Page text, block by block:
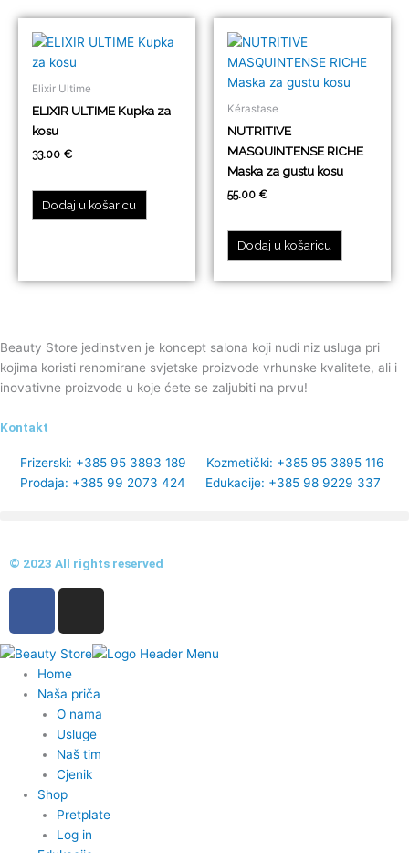
Elixir Ultime
ELIXIR ULTIME Kupka za
kosu
33.00 €
Dodaj u košaricu
Kérastase
NUTRITIVE
MASQUINTENSE RICHE
Maska za gustu kosu
55.00 €
Dodaj u košaricu
Beauty Store jedinstven je koncept salona koji nudi niz usluga pri
kojima koristi renomirane svjetske proizvode vrhunske kvalitete, ali i
inovativne proizvode u koje ćete se zaljubiti na prvu!
Kontakt
Frizerski: +385 95 3893 189
Kozmetički: +385 95 3895 116
Prodaja: +385 99 2073 424
Edukacije: +385 98 9229 337
© 2023 All rights reserved
e
b
o
o
k
f
t
a
g
r
a
m
Home
Naša priča
O nama
Usluge
Naš tim
Cjenik
Shop
Pretplate
Log in